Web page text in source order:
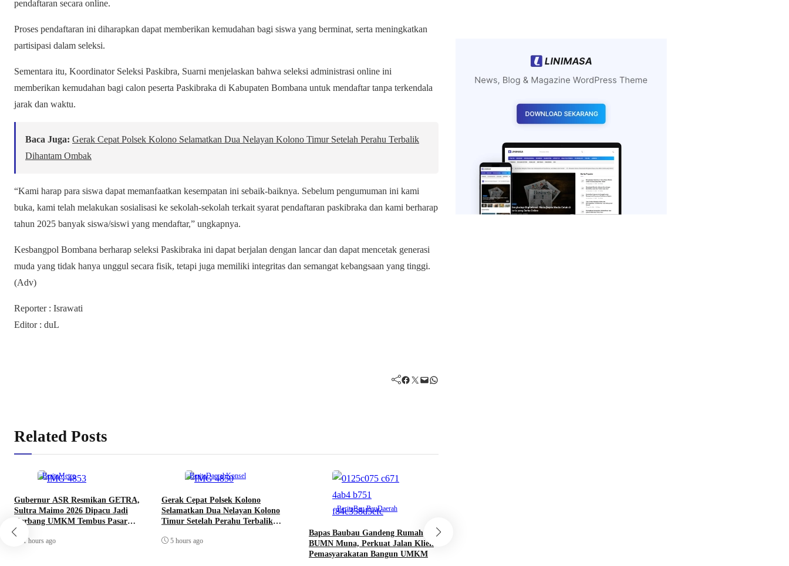
pendaftaran secara online.
Proses pendaftaran ini diharapkan dapat memberikan kemudahan bagi siswa yang berminat, serta meningkatkan
partisipasi dalam seleksi.
Sementara itu, Koordinator Seleksi Paskibra, Suarni menjelaskan bahwa seleksi administrasi online ini
memberikan kemudahan bagi calon peserta Paskibraka di Kabupaten Bombana untuk mendaftar tanpa terkendala
jarak dan waktu.
Baca Juga: Gerak Cepat Polsek Kolono Selamatkan Dua Nelayan Kolono Timur Setelah Perahu Terbalik
Dihantam Ombak
“Kami harap para siswa dapat memanfaatkan kesempatan ini sebaik-baiknya. Sebelum pengumuman ini kami
buka, kami telah melakukan sosialisasi ke sekolah-sekolah terkait syarat pendaftaran paskibraka dan kami berharap
tahun 2025 banyak siswa/siswi yang mendaftar,” ungkapnya.
Kesbangpol Bombana berharap seleksi Paskibraka ini dapat berjalan dengan lancar dan dapat mencetak generasi
muda yang tidak hanya unggul secara fisik, tetapi juga memiliki integritas dan semangat kebangsaan yang tinggi.
(Adv)
Reporter : Israwati
Editor : duL
Facebook Twitter Mail WhatsApp
Related Posts
BeritaMetro
Gubernur ASR Resmikan GETRA,
Sultra Maimo 2026 Dipacu Jadi
Gerbang UMKM Tembus Pasar
Dunia
1 hours ago
BeritaDaerahKonsel
Gerak Cepat Polsek Kolono
Selamatkan Dua Nelayan Kolono
Timur Setelah Perahu Terbalik
5 hours ago
BeritaBau BauDaerah
Bapas Baubau Gandeng Rumah
BUMN Muna, Perkuat Jalan Klien
Pemasyarakatan Bangun UMKM